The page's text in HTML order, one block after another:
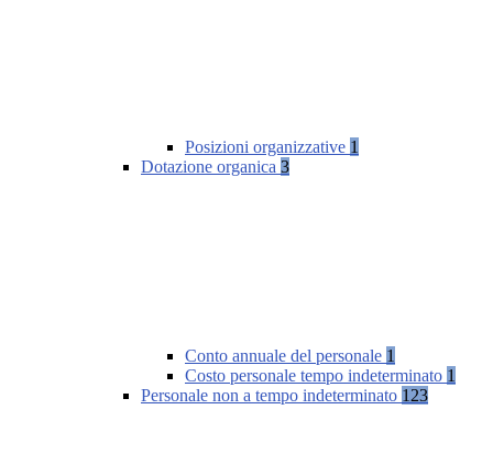
Posizioni organizzative 1
Dotazione organica 3
Conto annuale del personale 1
Costo personale tempo indeterminato 1
Personale non a tempo indeterminato 123